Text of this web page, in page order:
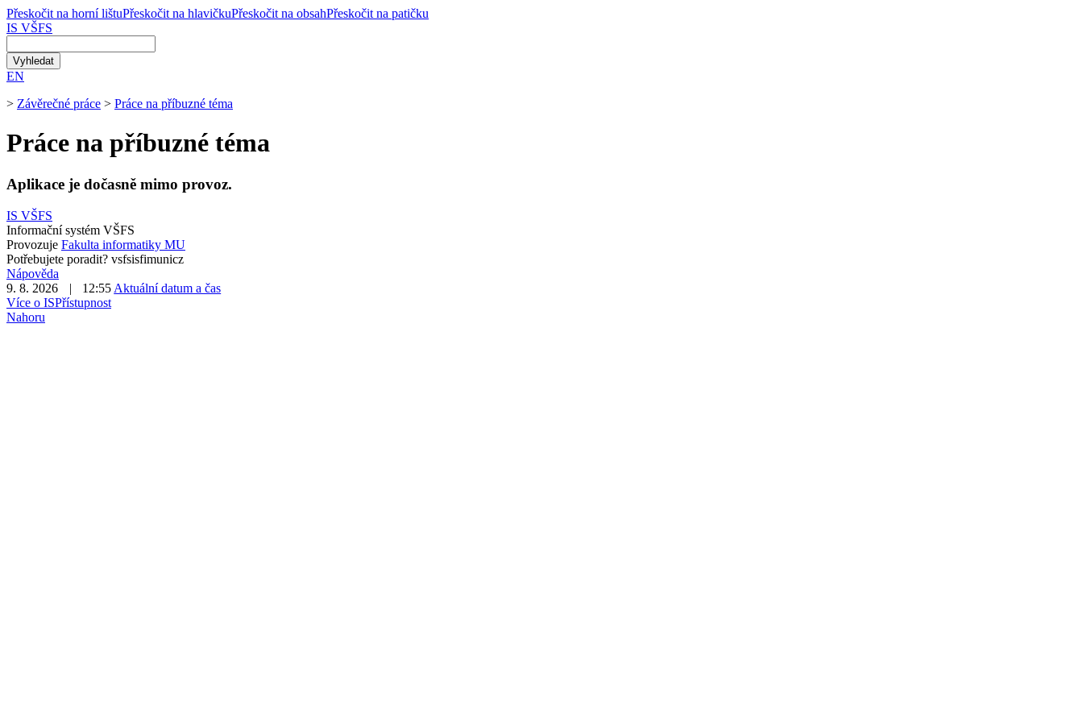
Přeskočit na horní lištuPřeskočit na hlavičkuPřeskočit na obsahPřeskočit na patičku
IS VŠFS
EN
> Závěrečné práce > Práce na příbuzné téma
Práce na příbuzné téma
Aplikace je dočasně mimo provoz.
IS VŠFS
Informační systém VŠFS
Provozuje Fakulta informatiky MU
Potřebujete poradit? vsfsisfimunicz
Nápověda
9. 8. 2026
| 12:55 Aktuální datum a čas
Více o ISPřístupnost
Nahoru